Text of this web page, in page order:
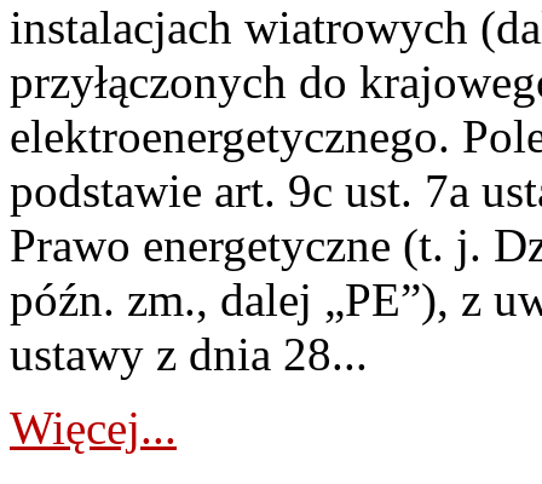
instalacjach wiatrowych
przyłączonych do
elektroenergetycznego.
podstawie art. 9c ust. 7a
Prawo energetyczne (t. j.
późn. zm., dalej „PE”), z
ustawy z dnia 28...
Więcej...